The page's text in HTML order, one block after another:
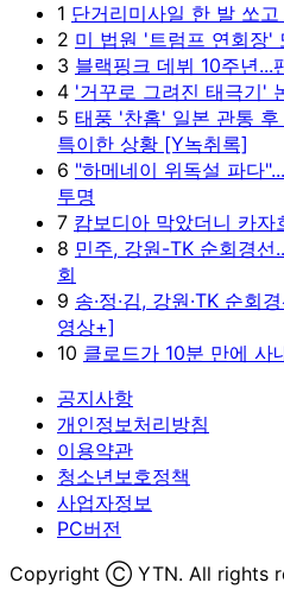
1 단거리미사일 한 발 쏘
2 미 법원 '트럼프 연회장'
3 블랙핑크 데뷔 10주년...
4 '거꾸로 그려진 태극기'
5 태풍 '찬홈' 일본 관통
특이한 상황 [Y녹취록]
6 "하메네이 위독설 파다
투명
7 캄보디아 막았더니 카
8 민주, 강원-TK 순회경
회
9 송·정·김, 강원·TK 순회
영상+]
10 클로드가 10분 만에 사
공지사항
개인정보처리방침
이용약관
청소년보호정책
사업자정보
PC버전
Copyright Ⓒ YTN. All rights